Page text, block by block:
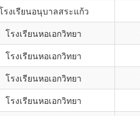
รงเรียนอนุบาลสระแก้ว
โรงเรียนหอเอกวิทยา
โรงเรียนหอเอกวิทยา
โรงเรียนหอเอกวิทยา
โรงเรียนหอเอกวิทยา